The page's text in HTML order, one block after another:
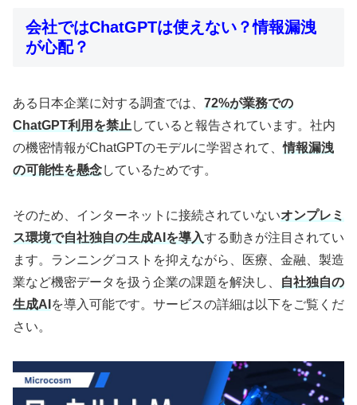
会社ではChatGPTは使えない？情報漏洩
が心配？
ある日本企業に対する調査では、 72%が業務での
ChatGPT利用を禁止 していると報告されています。社内
の機密情報がChatGPTのモデルに学習されて、情報漏洩
の可能性を懸念しているためです。
そのため、インターネットに接続されていないオンプレミ
ス環境で自社独自の生成AIを導入する動きが注目されてい
ます。ランニングコストを抑えながら、医療、金融、製造
業など機密データを扱う企業の課題を解決し、
自社独自の
生成AI を導入可能です。サービスの詳細は以下をご覧くだ
さい。